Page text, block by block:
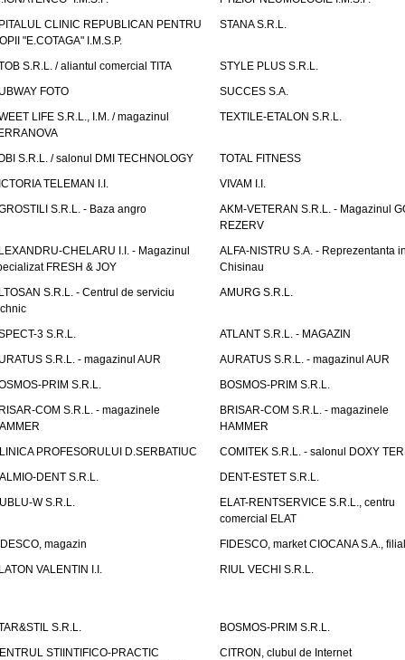
CLINIC REPUBLICAN PENTRU
"E.COTAGA" I.M.S.P.
STANA S.R.L.
S.R.L. / aliantul comercial TITA
STYLE PLUS S.R.L.
FOTO
SUCCES S.A.
LIFE S.R.L., I.M. / magazinul
TEXTILE-ETALON S.R.L.
S.R.L. / salonul DMI TECHNOLOGY
TOTAL FITNESS
TELEMAN I.I.
VIVAM I.I.
S.R.L. - Baza angro
AKM-VETERAN S.R.L. - Magazinul
REZERV
CHELARU I.I. - Magazinul
FRESH & JOY
ALFA-NISTRU S.A. - Reprezentanta
Chisinau
S.R.L. - Centrul de serviciu
AMURG S.R.L.
3 S.R.L.
ATLANT S.R.L. - MAGAZIN
S.R.L. - magazinul AUR
AURATUS S.R.L. - magazinul AUR
PRIM S.R.L.
BOSMOS-PRIM S.R.L.
COM S.R.L. - magazinele
BRISAR-COM S.R.L. - magazinele
HAMMER
PROFESORULUI D.SERBATIUC
COMITEK S.R.L. - salonul DOXY
DENT S.R.L.
DENT-ESTET S.R.L.
W S.R.L.
ELAT-RENTSERVICE S.R.L., centru
comercial ELAT
magazin
FIDESCO, market CIOCANA S.A.,
VALENTIN I.I.
RIUL VECHI S.R.L.
S.R.L.
BOSMOS-PRIM S.R.L.
STIINTIFICO-PRACTIC
CITRON, clubul de Internet